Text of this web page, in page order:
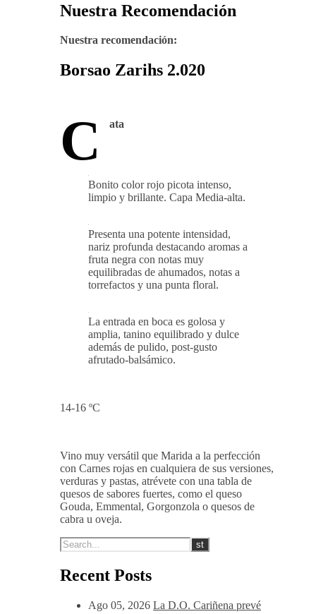
Nuestra Recomendación
Nuestra recomendación:
Borsao Zarihs 2.020
C ata
Bonito color rojo picota intenso,
limpio y brillante. Capa Media-alta.
Presenta una potente intensidad,
nariz profunda destacando aromas a
fruta negra con notas muy
torrefactos y una punta floral.
además de pulido, post-gusto
14-16 ºC
Vino muy versátil que Marida a la perfección
con Carnes rojas en cualquiera de sus versiones,
verduras y pastas, atrévete con una tabla de
quesos de sabores fuertes, como el queso
cabra u oveja.